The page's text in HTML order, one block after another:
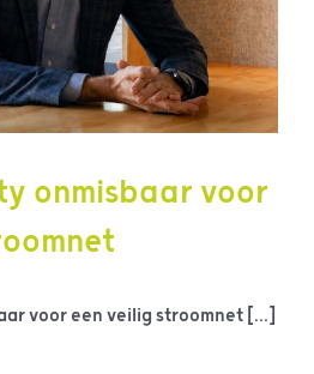
onmisbaar voor
voor een veilig stroomnet [...]